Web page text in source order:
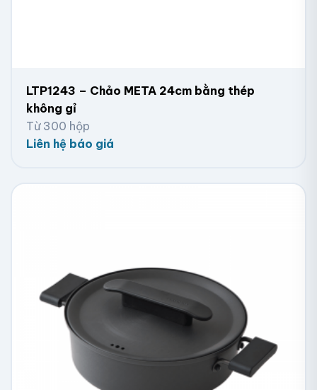
LTP1243 – Chảo META 24cm bằng thép
không gỉ
Từ 300 hộp
Liên hệ báo giá